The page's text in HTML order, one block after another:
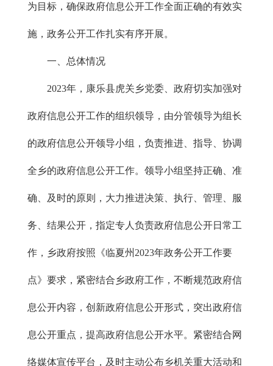
为目标，确保政府信息公开工作全面正确的有效实
施，政务公开工作扎实有序开展。
一、总体情况
2023年，康乐县虎关乡党委、政府切实加强对
政府信息公开工作的组织领导，由分管领导为组长
的政府信息公开领导小组，负责推进、指导、协调
全乡的政府信息公开工作。领导小组坚持正确、准
确、及时的原则，大力推进决策、执行、管理、服
务、结果公开，指定专人负责政府信息公开日常工
作，乡政府按照《临夏州2023年政务公开工作要
点》要求，紧密结合乡政府工作，不断规范政府信
息公开内容，创新政府信息公开形式，突出政府信
息公开重点，提高政府信息公开水平。紧密结合网
络媒体宣传平台，及时主动公布乡机关重大活动和